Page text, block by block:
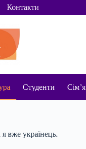
Контакти
Студенти Сім’я
вже українець.